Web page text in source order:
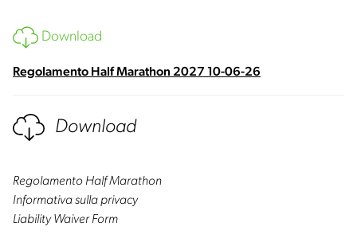
Download
Regolamento Half Marathon 2027 10-06-26
Download
Regolamento Half Marathon
Informativa sulla privacy
Liability Waiver Form